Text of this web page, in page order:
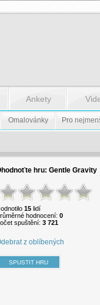
Ankety
Omalovánky Pro
hru: Gentle Gravity
15 lidí
hodnocení: 0
spuštění: 3 721
z oblíbených